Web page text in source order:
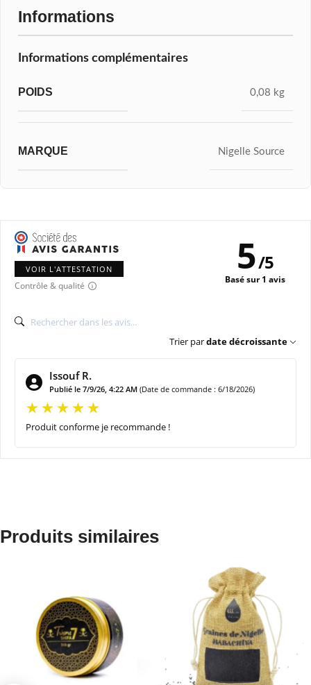
Informations
Informations complémentaires
POIDS 0,08 kg
MARQUE Nigelle Source
VOIR L'ATTESTATION
Contrôle & qualité
5/5
Basé sur 1 avis
Trier pardate décroissante
Issouf R.
Publié le 7/9/26, 4:22 AM (Date de commande : 6/18/2026)
Produit conforme je recommande !
Produits similaires